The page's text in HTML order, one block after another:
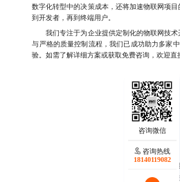
数字化转型中的决策成本，还将加速物联网项
到开发者，再到终端用户。
我们专注于为企业提供定制化的物联网技术
与严格的质量控制流程，我们已成功助力多家
验。如需了解详细方案或获取免费咨询，欢迎
秉承“
咨询热线
17723342546
咨询热线
18140119082